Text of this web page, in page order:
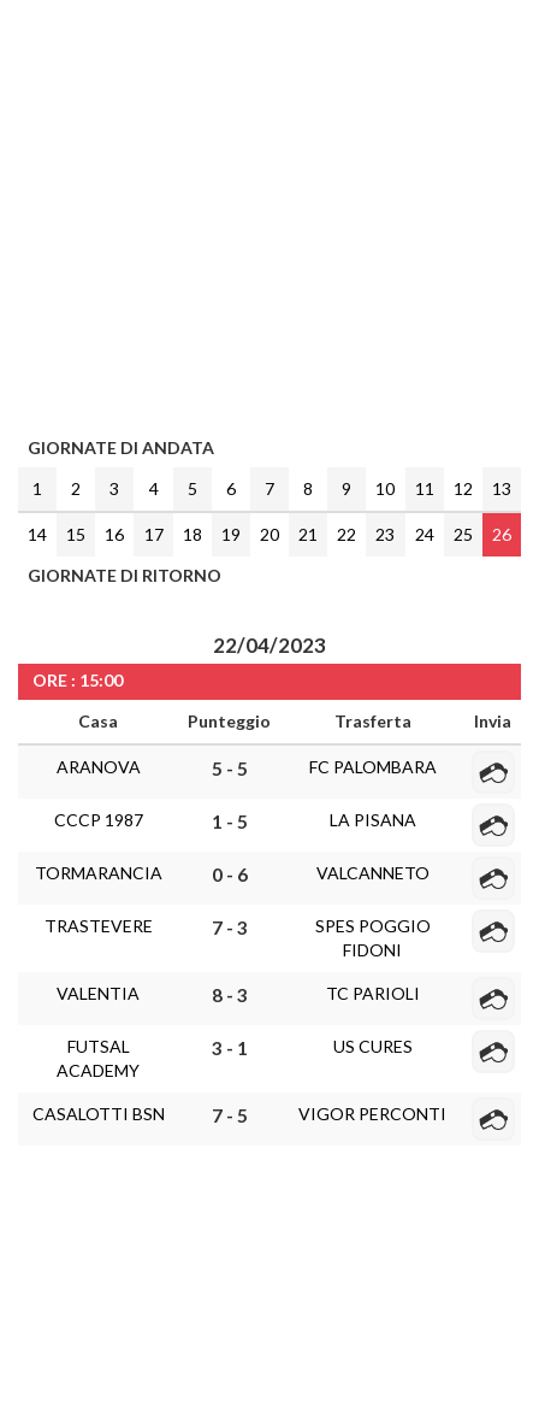
GIORNATE DI ANDATA
1
2 3 4 5 6 7 8 9 10 11 12 13
14 15 16 17 18 19 20 21 22 23 24 25
26
GIORNATE DI RITORNO
22/04/2023
ORE : 15:00
Casa
Punteggio Trasferta Invia
ARANOVA 5 - 5 FC PALOMBARA
CCCP 1987 1 - 5 LA PISANA
TORMARANCIA 0 - 6 VALCANNETO
TRASTEVERE 7 - 3
SPES POGGIO
FIDONI
VALENTIA 8 - 3 TC PARIOLI
FUTSAL
ACADEMY
3 - 1 US CURES
CASALOTTI BSN 7 - 5 VIGOR PERCONTI